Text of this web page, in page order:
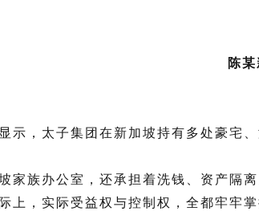
陈
示，太子集团在新加坡持有多处豪宅
家族办公室，还承担着洗钱、资产隔
上，实际受益权与控制权，全都牢牢掌